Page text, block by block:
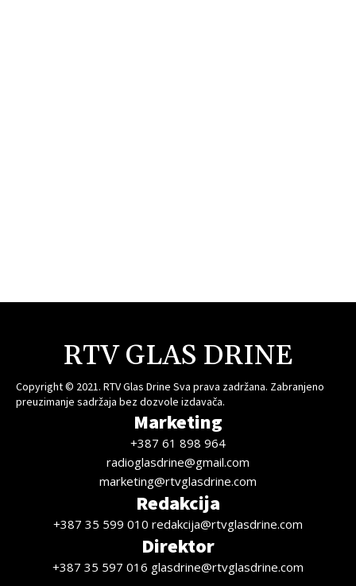
RTV GLAS DRINE
Copyright © 2021. RTV Glas Drine Sva prava zadržana. Zabranjeno
preuzimanje sadržaja bez dozvole izdavača.
Marketing
+387 61 898 964
radioglasdrine@gmail.com
marketing@rtvglasdrine.com
Redakcija
+387 35 599 010 redakcija@rtvglasdrine.com
Direktor
+387 35 597 016 glasdrine@rtvglasdrine.com